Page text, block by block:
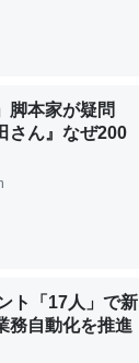
る筈だが、酵素が
】昆虫学の大問題＝
カルシウムを大量
な…。腹足類だと
脚本家が疑問
さん』なぜ200
ト「17人」で新
自動化を推進